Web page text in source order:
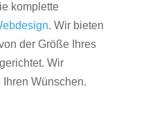
komplette
. Wir bieten
der Größe Ihres
Wir
Wünschen.